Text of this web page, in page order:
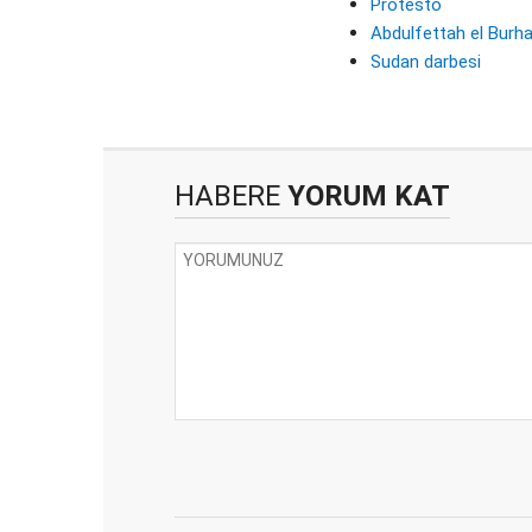
Protesto
Abdulfettah el
Sudan darbesi
HABERE YORUM KAT